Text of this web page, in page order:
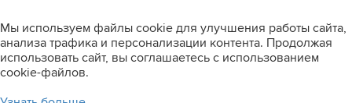
Мы используем файлы cookie для улучшения работы сайта,
анализа трафика и персонализации контента. Продолжая
использовать сайт, вы соглашаетесь с использованием
cookie-файлов.